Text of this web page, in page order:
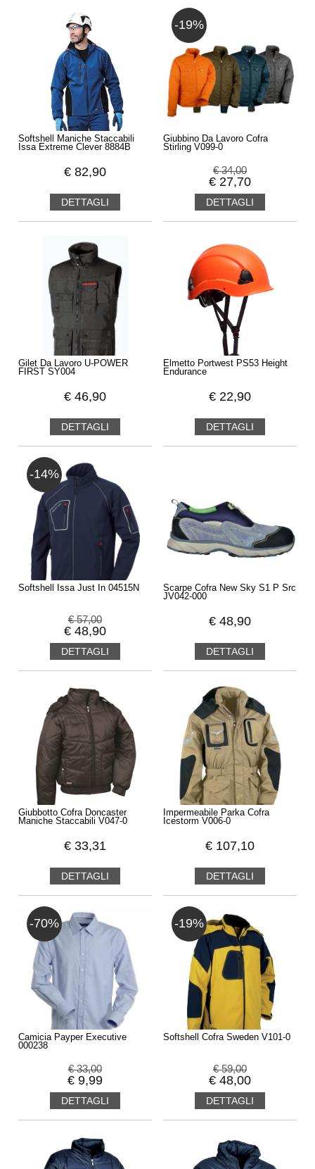
Softshell Maniche Staccabili
Issa Extreme Clever 8884B
€ 82,90
DETTAGLI
Giubbino Da Lavoro Cofra
Stirling V099-0
-19%
€ 34,00
€ 27,70
DETTAGLI
Gilet Da Lavoro U-POWER
FIRST SY004
€ 46,90
DETTAGLI
Elmetto Portwest PS53 Height
Endurance
€ 22,90
DETTAGLI
Softshell Issa Just In 04515N
-14%
€ 57,00
€ 48,90
DETTAGLI
Scarpe Cofra New Sky S1 P Src
JV042-000
€ 48,90
DETTAGLI
Giubbotto Cofra Doncaster
Maniche Staccabili V047-0
€ 33,31
DETTAGLI
Impermeabile Parka Cofra
Icestorm V006-0
€ 107,10
DETTAGLI
Camicia Payper Executive
000238
-70%
€ 33,00
€ 9,99
DETTAGLI
Softshell Cofra Sweden V101-0
-19%
€ 59,00
€ 48,00
DETTAGLI